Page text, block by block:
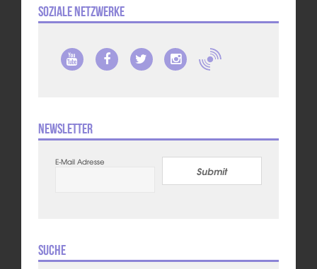
Soziale Netzwerke
Newsletter
E-Mail Adresse
Submit
Suche